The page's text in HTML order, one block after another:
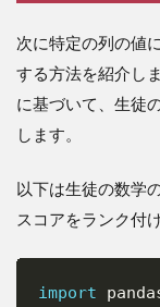
次に特定の列の値
する方法を紹介し
に基づいて、生徒
します。
以下は生徒の数学
スコアをランク付
import